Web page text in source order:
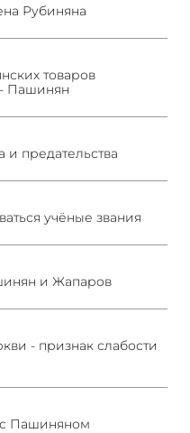
Рубиняна
товаров
Пашинян
и предательства
учёные звания
и Жапаров
- признак слабости
Пашиняном